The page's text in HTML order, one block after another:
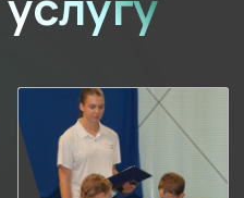
крытых
кортов